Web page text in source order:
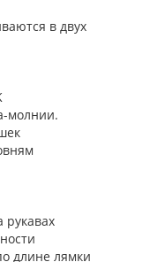
в двух
молнии.
длине лямки